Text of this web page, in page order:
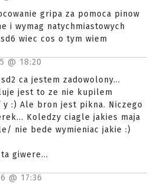
gripa za pomoca pinow
i wymag natychmiastowych
wiec cos o tym wiem
@ 18:20
ca jestem zadowolony...
jest to ze nie kupilem
:) Ale bron jest pikna. Niczego
Koledzy ciagle jakies maja
nie bede wymieniac jakie :)
giwere...
@ 17:36